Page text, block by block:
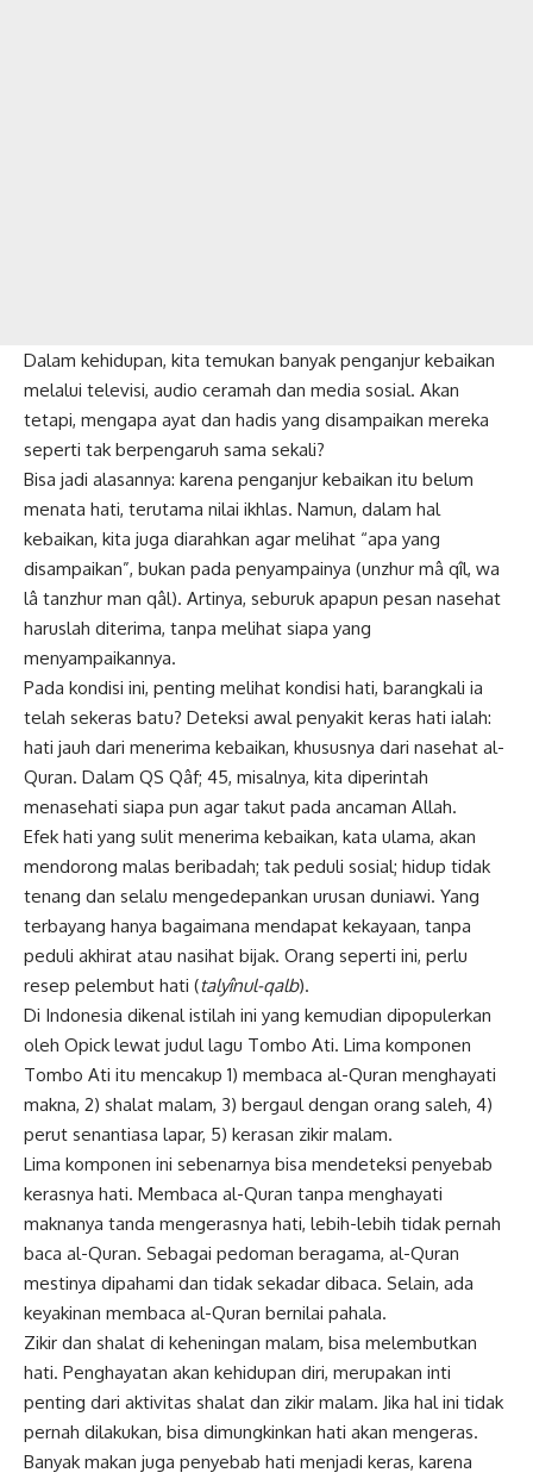
Dalam kehidupan, kita temukan banyak penganjur kebaikan
melalui televisi, audio ceramah dan media sosial. Akan
tetapi, mengapa ayat dan hadis yang disampaikan mereka
seperti tak berpengaruh sama sekali?
Bisa jadi alasannya: karena penganjur kebaikan itu belum
menata hati, terutama nilai ikhlas. Namun, dalam hal
kebaikan, kita juga diarahkan agar melihat “apa yang
disampaikan”, bukan pada penyampainya (unzhur mâ qîl, wa
lâ tanzhur man qâl). Artinya, seburuk apapun pesan nasehat
haruslah diterima, tanpa melihat siapa yang
menyampaikannya.
Pada kondisi ini, penting melihat kondisi hati, barangkali ia
telah sekeras batu? Deteksi awal penyakit keras hati ialah:
hati jauh dari menerima kebaikan, khususnya dari nasehat al-
Quran. Dalam QS Qâf; 45, misalnya, kita diperintah
menasehati siapa pun agar takut pada ancaman Allah.
Efek hati yang sulit menerima kebaikan, kata ulama, akan
mendorong malas beribadah; tak peduli sosial; hidup tidak
tenang dan selalu mengedepankan urusan duniawi. Yang
terbayang hanya bagaimana mendapat kekayaan, tanpa
peduli akhirat atau nasihat bijak. Orang seperti ini, perlu
resep pelembut hati (talyînul-qalb).
Di Indonesia dikenal istilah ini yang kemudian dipopulerkan
oleh Opick lewat judul lagu Tombo Ati. Lima komponen
Tombo Ati itu mencakup 1) membaca al-Quran menghayati
makna, 2) shalat malam, 3) bergaul dengan orang saleh, 4)
perut senantiasa lapar, 5) kerasan zikir malam.
Lima komponen ini sebenarnya bisa mendeteksi penyebab
kerasnya hati. Membaca al-Quran tanpa menghayati
maknanya tanda mengerasnya hati, lebih-lebih tidak pernah
baca al-Quran. Sebagai pedoman beragama, al-Quran
mestinya dipahami dan tidak sekadar dibaca. Selain, ada
keyakinan membaca al-Quran bernilai pahala.
Zikir dan shalat di keheningan malam, bisa melembutkan
hati. Penghayatan akan kehidupan diri, merupakan inti
penting dari aktivitas shalat dan zikir malam. Jika hal ini tidak
pernah dilakukan, bisa dimungkinkan hati akan mengeras.
Banyak makan juga penyebab hati menjadi keras, karena